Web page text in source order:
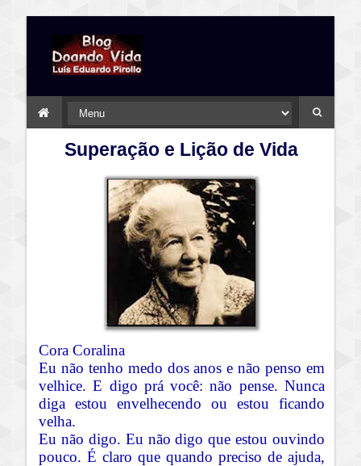
Superação e Lição de Vida
Cora Coralina
Eu não tenho medo dos anos e não penso em
velhice. E digo prá você: não pense. Nunca
diga estou envelhecendo ou estou ficando
velha.
Eu não digo. Eu não digo que estou ouvindo
pouco. É claro que quando preciso de ajuda,